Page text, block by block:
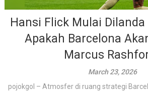
Hansi Flick Mulai
Apakah Barcelona
Marcus
March 23, 2026
pojokgol – Atmosfer di ruang strategi